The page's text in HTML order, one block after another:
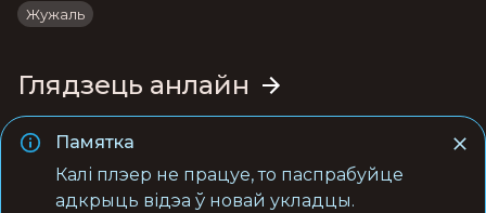
Жужаль
Глядзець анлайн
Памятка
Калі плэер не працуе, то паспрабуйце
адкрыць відэа ў новай укладцы.